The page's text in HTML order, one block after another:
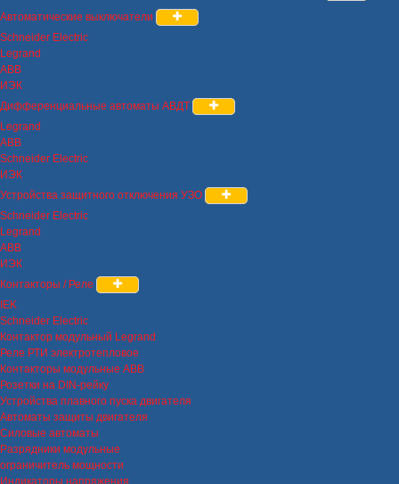
Автоматические выключатели
Schneider Electric
Legrand
ABB
ИЭК
Дифференциальные автоматы АВДТ
Legrand
ABB
Schneider Electric
ИЭК
Устройства защитного отключения УЗО
Schneider Electric
Legrand
ABB
ИЭК
Контакторы / Реле
IEK
Schneider Electric
Контактор модульный Legrand
Реле РТИ электротепловое
Контакторы модульные ABB
Розетки на DIN-рейку
Устройства плавного пуска двигателя
Автоматы защиты двигателя
Силовые автоматы
Разрядники модульные
ограничитель мощности